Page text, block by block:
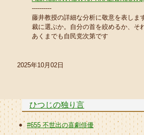
----------
藤井教授の詳細な分析に敬意を表しま
裁に選ぶか。自分の首を絞めるか、そ
あくまでも自民党次第です
2025年10月02日
ひつじの独り言
#655 不世出の喜劇俳優